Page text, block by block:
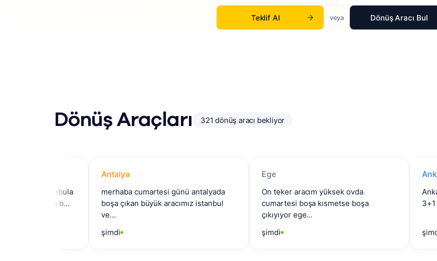
Teklif Al veya Dönüş Aracı Bul
Dönüş Araçları 321 dönüş aracı bekliyor
Antalya
merhaba cumartesi günü antalyada
boşa çıkan büyük aracımız istanbul
On teker aracım yüksek ovda
cumartesi boşa kısmetse boşa
çıkıyıyor ege…
Ankara→
Ankardan